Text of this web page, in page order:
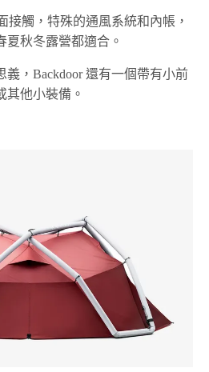
接觸，特殊的通風系統和內帳，
夏秋冬露營都適合。
義，Backdoor 還有一個帶有小前
其他小裝備。